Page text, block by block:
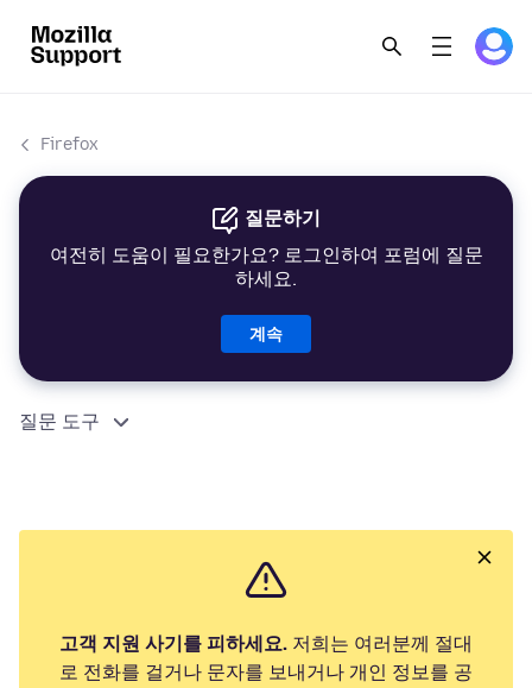
Firefox
질문하기
여전히 도움이 필요한가요? 로그인하여 포럼에 질문
하세요.
계속
질문 도구
고객 지원 사기를 피하세요. 저희는 여러분께 절대
로 전화를 걸거나 문자를 보내거나 개인 정보를 공